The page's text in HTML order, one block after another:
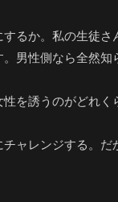
するか。私の生徒
男性側なら全然知
性を誘うのがどれく
チャレンジする。だ